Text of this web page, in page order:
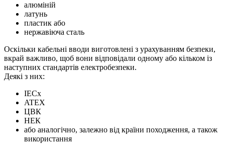
алюміній
латунь
пластик або
нержавіюча сталь
Оскільки кабельні вводи виготовлені з урахуванням безпеки,
вкрай важливо, щоб вони відповідали одному або кільком із
наступних стандартів електробезпеки.
Деякі з них:
IECx
ATEX
ЦВК
НЕК
або аналогічно, залежно від країни походження, а також
використання